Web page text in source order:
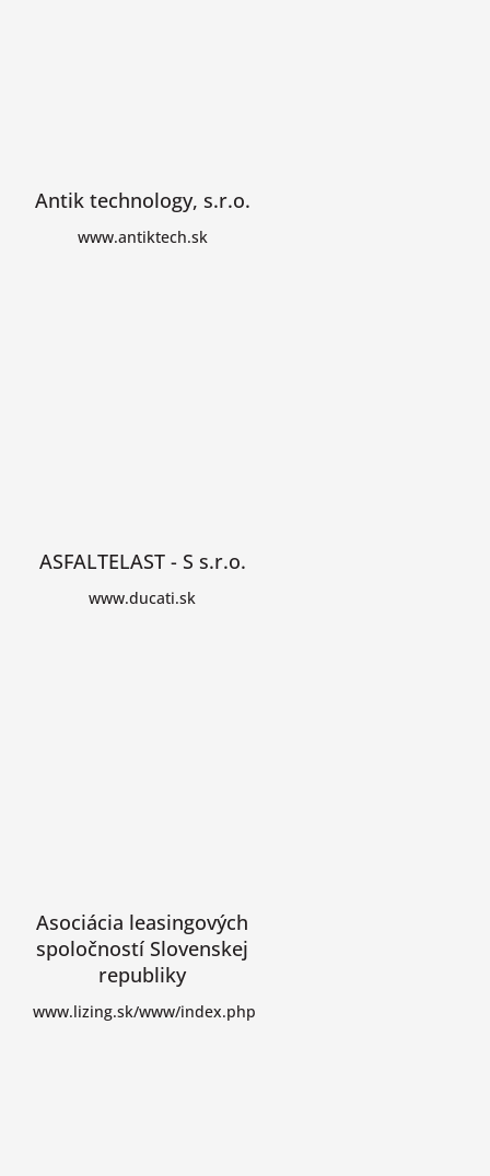
Antik technology, s.r.o.
www.antiktech.sk
ASFALTELAST - S s.r.o.
www.ducati.sk
Asociácia leasingových
spoločností Slovenskej
republiky
www.lizing.sk/www/index.php